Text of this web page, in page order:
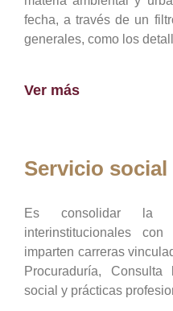
fecha, a través de un
generales, como los
Ver más
Servicio social
Es consolidar la
interinstitucionales
imparten carreras
Procuraduría,
social y prácticas